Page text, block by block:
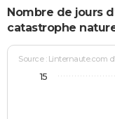
Nombre de jours
catastrophe
Source : Linternaute.com
15